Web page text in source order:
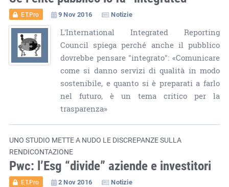
ET.Pro 9 Nov 2016 Notizie
L'International Integrated Reporting
Council spiega perché anche il pubblico
dovrebbe pensare "integrato": «Comunicare
come si danno servizi di qualità in modo
sostenibile, e quanto si è preparati a farlo
nel futuro, è un tema critico per la
trasparenza»
UNO STUDIO METTE A NUDO LE DISCREPANZE SULLA
RENDICONTAZIONE
Pwc: l’Esg “divide” aziende e investitori
ET.Pro 2 Nov 2016 Notizie